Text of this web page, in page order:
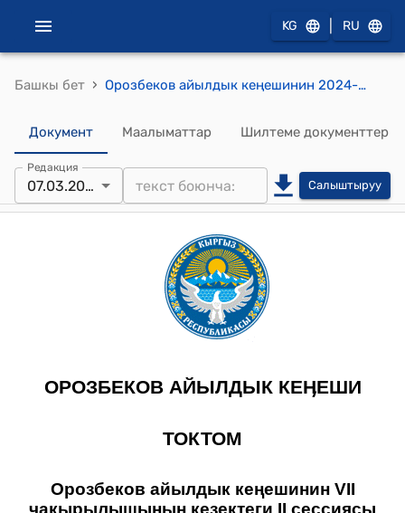
KG RU
Башкы бет › Орозбеков айылдык кеңешинин 2024-жылдын 7-мартындагы №8 "Орозбеков айылдык кеңешинин 2024-жылга карата иш планын бекитүү жөнүндө" токтому
Документ Маалыматтар Шилтеме документтер
Редакция
07.03.2024 Салыштыруу